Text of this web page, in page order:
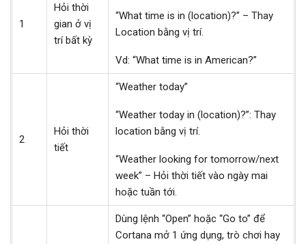
1
Hỏi thời
gian ở vị
trí bất kỳ
“What time is in (location)?” – Thay
Location bằng vị trí.
Vd: “What time is in American?”
2
Hỏi thời
tiết
“Weather today”
“Weather today in (location)?”: Thay
location bằng vị trí.
“Weather looking for tomorrow/next
week” – Hỏi thời tiết vào ngày mai
hoặc tuần tới.
Dùng lệnh “Open” hoặc “Go to” để
Cortana mở 1 ứng dụng, trò chơi hay